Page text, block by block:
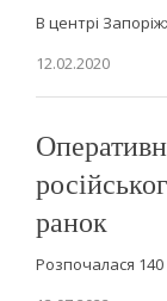
В центрі
12.02.2020
ранок
Розпочалася